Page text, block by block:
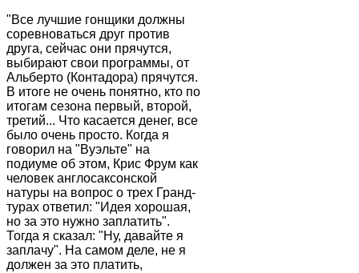
"Все лучшие гонщики должны
соревноваться друг против
друга, сейчас они прячутся,
выбирают свои программы, от
Альберто (Контадора) прячутся.
В итоге не очень понятно, кто по
итогам сезона первый, второй,
третий... Что касается денег, все
было очень просто. Когда я
говорил на "Вуэльте" на
подиуме об этом, Крис Фрум как
человек англосаксонской
натуры на вопрос о трех Гранд-
турах ответил: "Идея хорошая,
но за это нужно заплатить".
Тогда я сказал: "Ну, давайте я
заплачу". На самом деле, не я
должен за это платить,